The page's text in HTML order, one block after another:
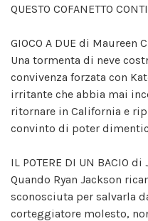
QUESTO COFANETTO
GIOCO A DUE di Maureen
Una tormenta di neve
convivenza forzata con
irritante che abbia mai
ritornare in California e
convinto di poter
IL POTERE DI UN BACIO di
Quando Ryan Jackson
sconosciuta per salvarla
corteggiatore molesto,